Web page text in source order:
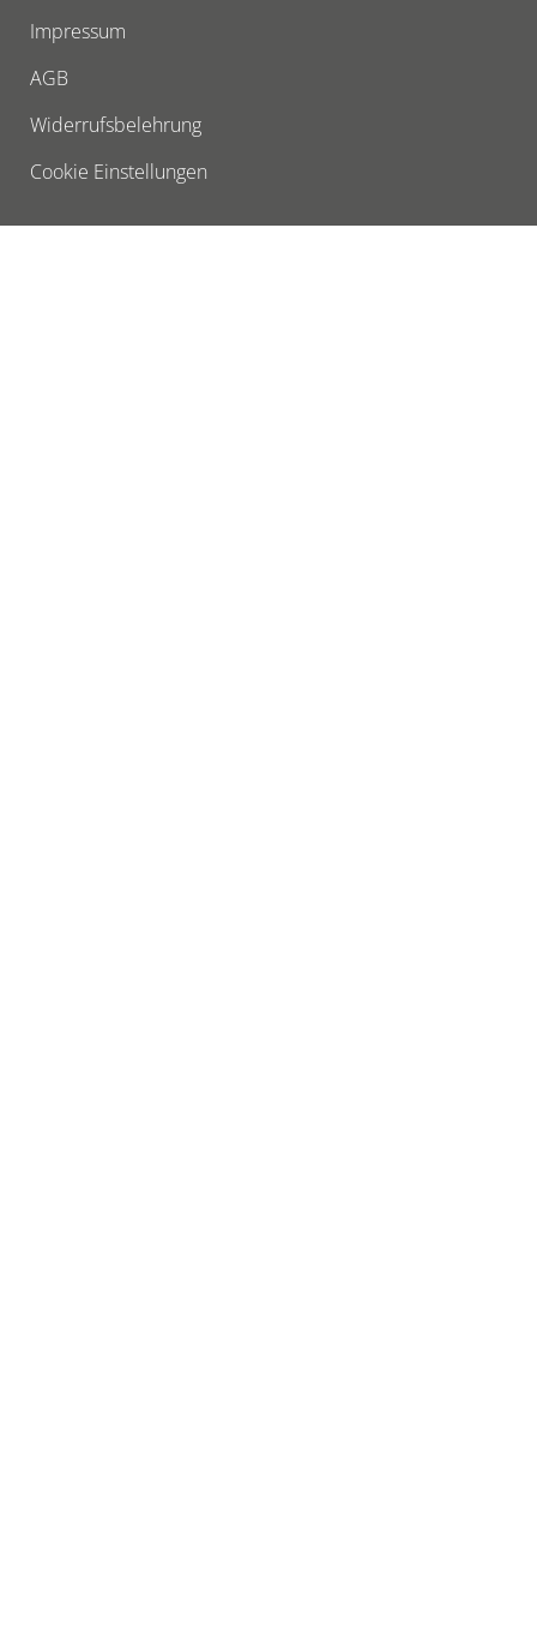
Impressum
AGB
Widerrufsbelehrung
Cookie Einstellungen